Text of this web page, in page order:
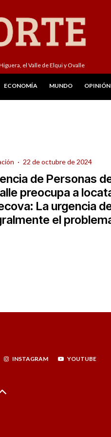
el Valle de Elqui y Ovalle
ECONOMÍA MUNDO OPINIÓN
· 22 de octubre de 2024
de Personas
preocupa a
La urgencia
el
INSTAGRAM YOUTUBE